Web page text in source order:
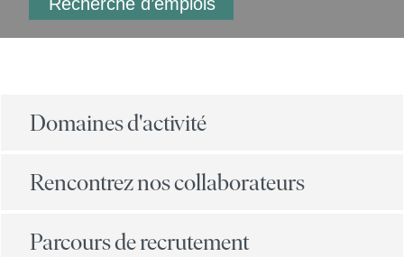
Domaines d'activité
Rencontrez nos collaborateurs
Parcours de recrutement